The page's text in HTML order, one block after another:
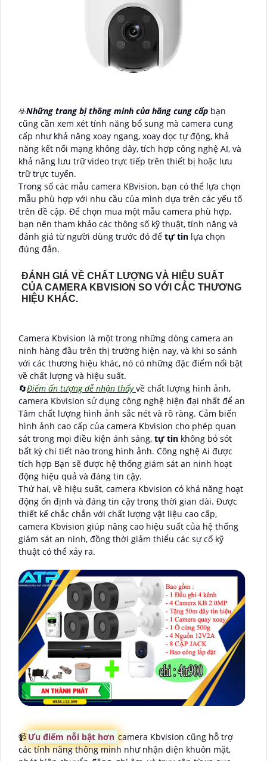
☣️Những trang bị thông minh của hãng cung cấp bạn
cũng cần xem xét tính năng bổ sung mà camera cung
cấp như khả năng xoay ngang, xoay dọc tự động, khả
năng kết nối mạng không dây, tích hợp công nghệ AI, và
khả năng lưu trữ video trực tiếp trên thiết bị hoặc lưu
trữ trực tuyến.
Trong số các mẫu camera KBvision, bạn có thể lựa chọn
mẫu phù hợp với nhu cầu của mình dựa trên các yếu tố
trên đề cập. Để chọn mua một mẫu camera phù hợp,
bạn nên tham khảo các thông số kỹ thuật, tính năng và
đánh giá từ người dùng trước đó để tự tin lựa chọn
đúng đắn.
ĐÁNH GIÁ VỀ CHẤT LƯỢNG VÀ HIỆU SUẤT
CỦA CAMERA KBVISION SO VỚI CÁC THƯƠNG
HIỆU KHÁC.
Camera Kbvision là một trong những dòng camera an
ninh hàng đầu trên thị trường hiện nay, và khi so sánh
với các thương hiệu khác, nó có những đặc điểm nổi bật
về chất lượng và hiệu suất.
🔄Điểm ấn tượng dễ nhận thấyvề chất lượng hình ảnh,
camera Kbvision sử dụng công nghệ hiện đại nhất để an
Tâm chất lượng hình ảnh sắc nét và rõ ràng. Cảm biến
hình ảnh cao cấp của camera Kbvision cho phép quan
sát trong mọi điều kiện ánh sáng, tự tin không bỏ sót
bất kỳ chi tiết nào trong hình ảnh. Công nghệ Ai được
tích hợp Bạn sẽ được hệ thống giám sát an ninh hoạt
động hiệu quả và đáng tin cậy.
Thứ hai, về hiệu suất, camera Kbvision có khả năng hoạt
động ổn định và đáng tin cậy trong thời gian dài. Được
thiết kế chắc chắn với chất lượng vật liệu cao cấp,
camera Kbvision giúp nâng cao hiệu suất của hệ thống
giám sát an ninh, đồng thời giảm thiểu các sự cố kỹ
thuật có thể xảy ra.
📹 Ưu điểm nỗi bật hơn camera Kbvision cũng hỗ trợ
các tính năng thông minh như nhận diện khuôn mặt,